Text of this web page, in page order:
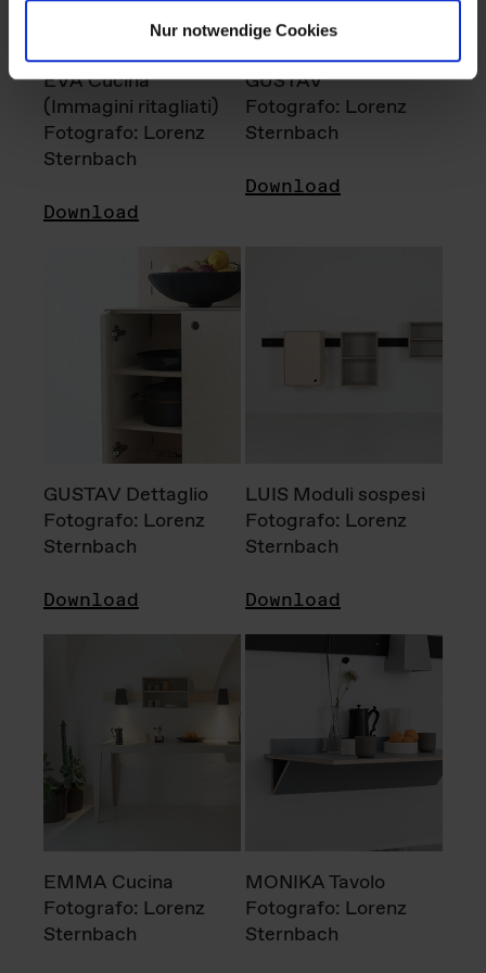
Nur notwendige Cookies
EVA Cucina
(Immagini ritagliati)
Fotografo: Lorenz
Sternbach
Download
GUSTAV
Fotografo: Lorenz
Sternbach
Download
GUSTAV Dettaglio
Fotografo: Lorenz
Sternbach
Download
LUIS Moduli sospesi
Fotografo: Lorenz
Sternbach
Download
EMMA Cucina
Fotografo: Lorenz
Sternbach
MONIKA Tavolo
Fotografo: Lorenz
Sternbach